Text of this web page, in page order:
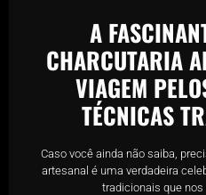
A
CHARCUTARIA
VIAGEM
TÉCNICAS
Caso você ainda não saiba,
artesanal é uma verdadeira
tradicionais que